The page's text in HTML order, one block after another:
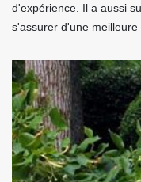
d'expérience. Il a aussi
s'assurer d'une meilleure